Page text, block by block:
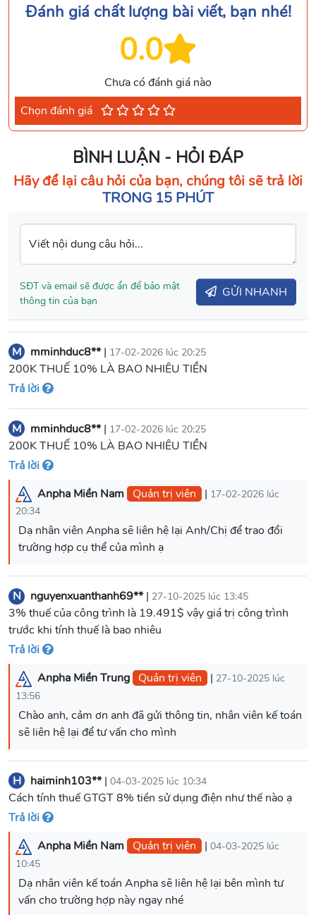
Đánh giá chất lượng bài viết, bạn nhé!
0.0
Chưa có đánh giá nào
Chọn đánh giá
BÌNH LUẬN - HỎI ĐÁP
Hãy để lại câu hỏi của bạn, chúng tôi sẽ trả lời
TRONG 15 PHÚT
Viết nội dung câu hỏi...
SĐT và email sẽ được ẩn để bảo mật
thông tin của bạn
GỬI NHANH
M mminhduc8**| 17-02-2026 lúc 20:25
200K THUẾ 10% LÀ BAO NHIÊU TIỀN
Trả lời
M mminhduc8**| 17-02-2026 lúc 20:25
200K THUẾ 10% LÀ BAO NHIÊU TIỀN
Trả lời
Anpha Miền Nam Quản trị viên | 17-02-2026 lúc
20:34
Dạ nhân viên Anpha sẽ liên hệ lại Anh/Chị để trao đổi
trường hợp cụ thể của mình ạ
N nguyenxuanthanh69**| 27-10-2025 lúc 13:45
3% thuế của công trình là 19.491$ vậy giá trị công trình
trước khi tính thuế là bao nhiêu
Trả lời
Anpha Miền Trung Quản trị viên | 27-10-2025 lúc
13:56
Chào anh, cảm ơn anh đã gửi thông tin, nhân viên kế toán
sẽ liên hệ lại để tư vấn cho mình
H haiminh103**| 04-03-2025 lúc 10:34
Cách tính thuế GTGT 8% tiền sử dụng điện như thế nào ạ
Trả lời
Anpha Miền Nam Quản trị viên | 04-03-2025 lúc
10:45
Dạ nhân viên kế toán Anpha sẽ liên hệ lại bên mình tư
vấn cho trường hợp này ngay nhé